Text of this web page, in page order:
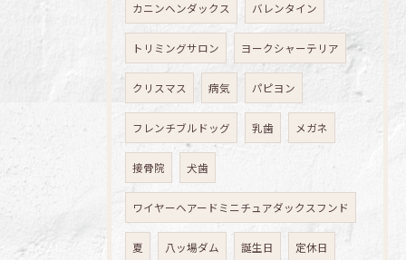
カニンヘンダックス バレンタイン
トリミングサロン ヨークシャーテリア
クリスマス 病気 パピヨン
フレンチブルドッグ 乳歯 メガネ
接骨院 犬歯
ワイヤーヘアードミニチュアダックスフンド
夏 八ッ場ダム 誕生日 定休日